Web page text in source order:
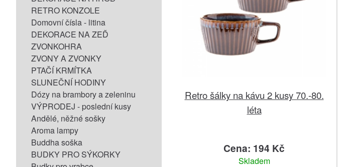
RETRO KONZOLE
Domovní čísla - litina
DEKORACE NA ZEĎ
ZVONKOHRA
ZVONY A ZVONKY
PTAČÍ KRMÍTKA
SLUNEČNÍ HODINY
Dózy na brambory a zeleninu
VÝPRODEJ - poslední kusy
Andělé, něžné sošky
Aroma lampy
Buddha soška
BUDKY PRO SÝKORKY
Retro šálky na kávu 2 kusy 70.-80.
léta
Cena: 194 Kč
Skladem